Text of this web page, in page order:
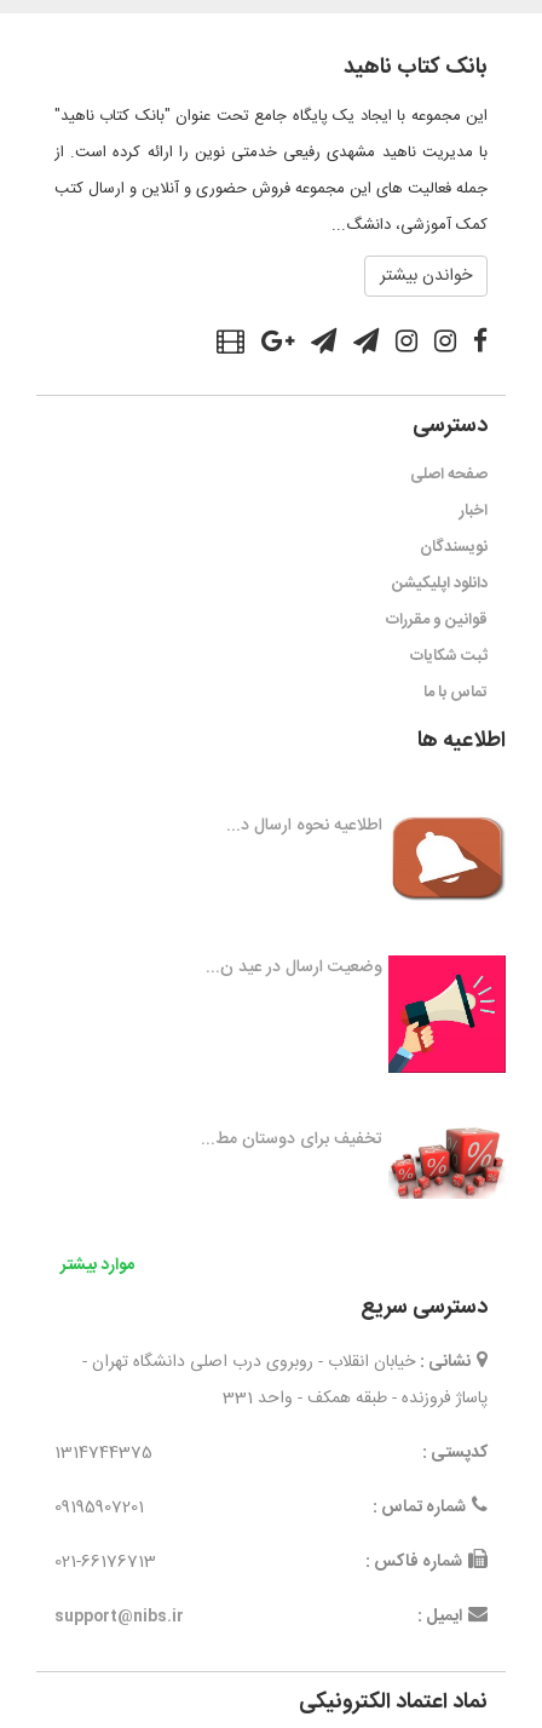
بانک کتاب ناهید
این مجموعه با ایجاد یک پایگاه جامع تحت عنوان "بانک کتاب ناهید"
با مدیریت ناهید مشهدی رفیعی خدمتی نوین را ارائه کرده است. از
جمله فعالیت های این مجموعه فروش حضوری و آنلاین و ارسال کتب
کمک آموزشی، دانشگ...
خواندن بیشتر
دسترسی
صفحه اصلی
اخبار
نویسندگان
دانلود اپلیکیشن
قوانین و مقررات
ثبت شکایات
تماس با ما
اطلاعیه ها
اطلاعیه نحوه ارسال د...
وضعیت ارسال در عید ن...
تخفیف برای دوستان مط...
موارد بیشتر
دسترسی سریع
نشانی : خیابان انقلاب - روبروی درب اصلی دانشگاه تهران -
پاساژ فروزنده - طبقه همکف - واحد 331
کدپستی :
1314744375
شماره تماس :
09195907201
شماره فاکس :
021-66176713
ایمیل :
support@nibs.ir
نماد اعتماد الکترونیکی